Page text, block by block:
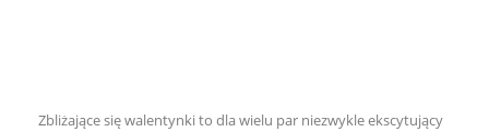
Zbliżające się walentynki to dla wielu par niezwykle ekscytujący